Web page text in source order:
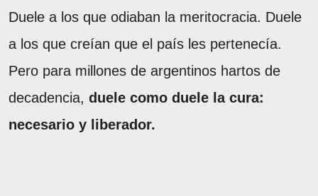
Duele a los que odiaban la meritocracia. Duele
a los que creían que el país les pertenecía.
Pero para millones de argentinos hartos de
decadencia, duele como duele la cura:
necesario y liberador.